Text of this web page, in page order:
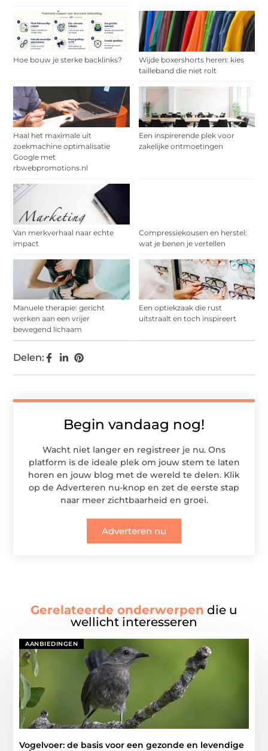
Hoe bouw je sterke backlinks?
Wijde boxershorts heren: kies
tailleband die niet rolt
Haal het maximale uit
zoekmachine optimalisatie
Google met
rbwebpromotions.nl
Een inspirerende plek voor
zakelijke ontmoetingen
Van merkverhaal naar echte
impact
Compressiekousen en herstel:
wat je benen je vertellen
Manuele therapie: gericht
werken aan een vrijer
bewegend lichaam
Een optiekzaak die rust
uitstraalt en toch inspireert
Begin vandaag nog!
Wacht niet langer en registreer je nu. Ons
platform is de ideale plek om jouw stem te laten
horen en jouw blog met de wereld te delen. Klik
op de Adverteren nu-knop en zet de eerste stap
naar meer zichtbaarheid en groei.
Adverteren nu
Delen:
Gerelateerde onderwerpen die u
wellicht interesseren
AANBIEDINGEN
Vogelvoer: de basis voor een gezonde en levendige